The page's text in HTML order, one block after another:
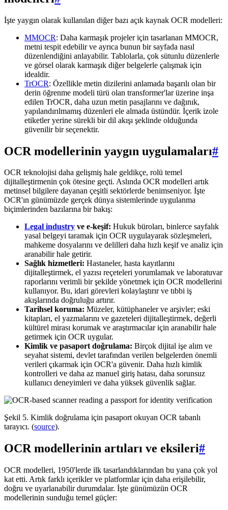
İşte yaygın olarak kullanılan diğer bazı açık kaynak OCR modelleri:
MMOCR: Daha karmaşık projeler için tasarlanan MMOCR,
metni tespit edebilir ve ayrıca bunun bir sayfada nasıl
düzenlendiğini anlayabilir. Tablolarla, çok sütunlu düzenlerle
ve görsel olarak karmaşık diğer belgelerle çalışmak için
idealdir.
TrOCR: Özellikle metin dizilerini anlamada başarılı olan bir
derin öğrenme modeli türü olan transformer'lar üzerine inşa
edilen TrOCR, daha uzun metin pasajlarını ve dağınık,
yapılandırılmamış düzenleri ele almada üstündür. İçerik izole
etiketler yerine sürekli bir dil akışı şeklinde olduğunda
güvenilir bir seçenektir.
OCR modellerinin yaygın uygulamaları#
OCR teknolojisi daha gelişmiş hale geldikçe, rolü temel
dijitalleştirmenin çok ötesine geçti. Aslında OCR modelleri artık
metinsel bilgilere dayanan çeşitli sektörlerde benimseniyor. İşte
OCR'ın günümüzde gerçek dünya sistemlerinde uygulanma
biçimlerinden bazılarına bir bakış:
Legal industry ve e-keşif: Hukuk büroları, binlerce sayfalık
yasal belgeyi taramak için OCR uygulayarak sözleşmeleri,
mahkeme dosyalarını ve delilleri daha hızlı keşif ve analiz için
aranabilir hale getirir.
Sağlık hizmetleri: Hastaneler, hasta kayıtlarını
dijitalleştirmek, el yazısı reçeteleri yorumlamak ve laboratuvar
raporlarını verimli bir şekilde yönetmek için OCR modellerini
kullanıyor. Bu, idari görevleri kolaylaştırır ve tıbbi iş
akışlarında doğruluğu artırır.
Tarihsel koruma: Müzeler, kütüphaneler ve arşivler; eski
kitapları, el yazmalarını ve gazeteleri dijitalleştirmek, değerli
kültürel mirası korumak ve araştırmacılar için aranabilir hale
getirmek için OCR uygular.
Kimlik ve pasaport doğrulama: Birçok dijital işe alım ve
seyahat sistemi, devlet tarafından verilen belgelerden önemli
verileri çıkarmak için OCR'a güvenir. Daha hızlı kimlik
kontrolleri ve daha az manuel giriş hatası, daha sorunsuz
kullanıcı deneyimleri ve daha yüksek güvenlik sağlar.
Şekil 5. Kimlik doğrulama için pasaport okuyan OCR tabanlı
tarayıcı. (source).
OCR modellerinin artıları ve eksileri#
OCR modelleri, 1950'lerde ilk tasarlandıklarından bu yana çok yol
kat etti. Artık farklı içerikler ve platformlar için daha erişilebilir,
doğru ve uyarlanabilir durumdalar. İşte günümüzün OCR
modellerinin sunduğu temel güçler: